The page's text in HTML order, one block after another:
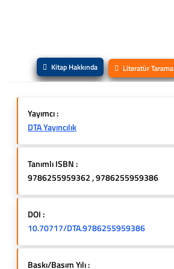
Kitap Hakkında Literatür Tarama
Yayımcı :
DTA Yayıncılık
Tanımlı ISBN :
9786255959362 , 9786255959386
DOI :
10.70717/DTA.9786255959386
Baskı/Basım Yılı :